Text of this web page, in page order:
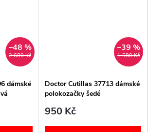
2 680 Kč
–48 %
dámské
1 580 Kč
–39 %
Doctor Cutillas 37713 dámské
polokozačky šedé
950 Kč